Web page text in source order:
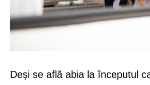
Deși se află abia la începutul